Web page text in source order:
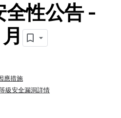
性公告 -
應措施
級安全漏洞詳情